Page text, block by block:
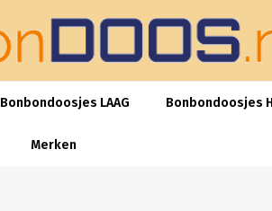
Bonbondoosjes LAAG Bonbondoosjes
Merken